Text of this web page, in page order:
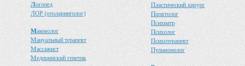
Логопед
ЛОР (отоларинголог)
Маммолог
Мануальный терапевт
Массажист
Медицинский генетик
Пластический хирург
Проктолог
Психиатр
Психолог
Психотерапевт
Пульмонолог